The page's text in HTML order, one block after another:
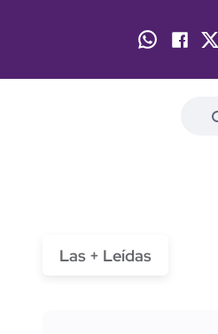
Las + Leídas